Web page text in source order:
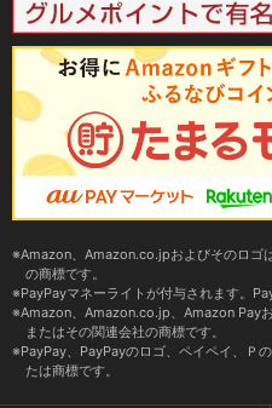
Amazon、Amazon.co.jpおよびそのロゴ
の商標です。
PayPayマネーライトが付与されます。
Amazon、Amazon.co.jp、Amazon Pay
またはその関連会社の商標です。
PayPay、PayPayのロゴ、ペイペイ、Ｐ
たは商標です。